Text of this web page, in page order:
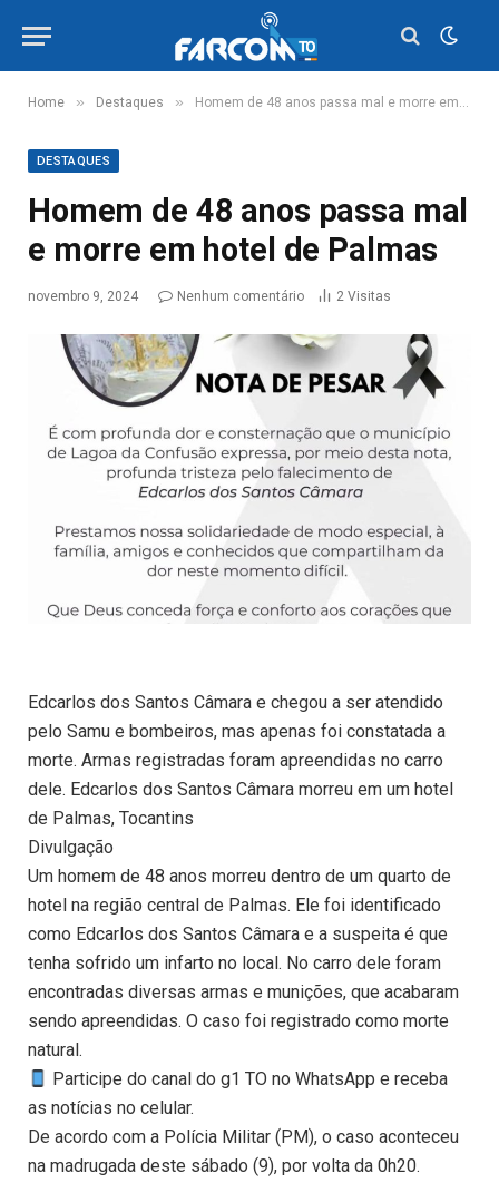
Home » Destaques » Homem de 48 anos passa mal e morre em hotel de Palmas
DESTAQUES
Homem de 48 anos passa mal
e morre em hotel de Palmas
novembro 9, 2024 Nenhum comentário 2 Visitas
Edcarlos dos Santos Câmara e chegou a ser atendido
pelo Samu e bombeiros, mas apenas foi constatada a
morte. Armas registradas foram apreendidas no carro
dele. Edcarlos dos Santos Câmara morreu em um hotel
de Palmas, Tocantins
Divulgação
Um homem de 48 anos morreu dentro de um quarto de
hotel na região central de Palmas. Ele foi identificado
como Edcarlos dos Santos Câmara e a suspeita é que
tenha sofrido um infarto no local. No carro dele foram
encontradas diversas armas e munições, que acabaram
sendo apreendidas. O caso foi registrado como morte
natural.
Participe do canal do g1 TO no WhatsApp e receba
as notícias no celular.
De acordo com a Polícia Militar (PM), o caso aconteceu
na madrugada deste sábado (9), por volta da 0h20.